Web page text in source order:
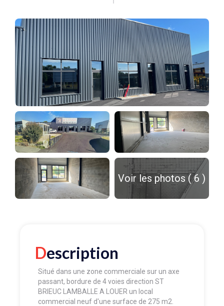
Voir les photos ( 6 )
Description
Situé dans une zone commerciale sur un axe
passant, bordure de 4 voies direction ST
BRIEUC LAMBALLE A LOUER un local
commercial neuf d'une surface de 275 m2.